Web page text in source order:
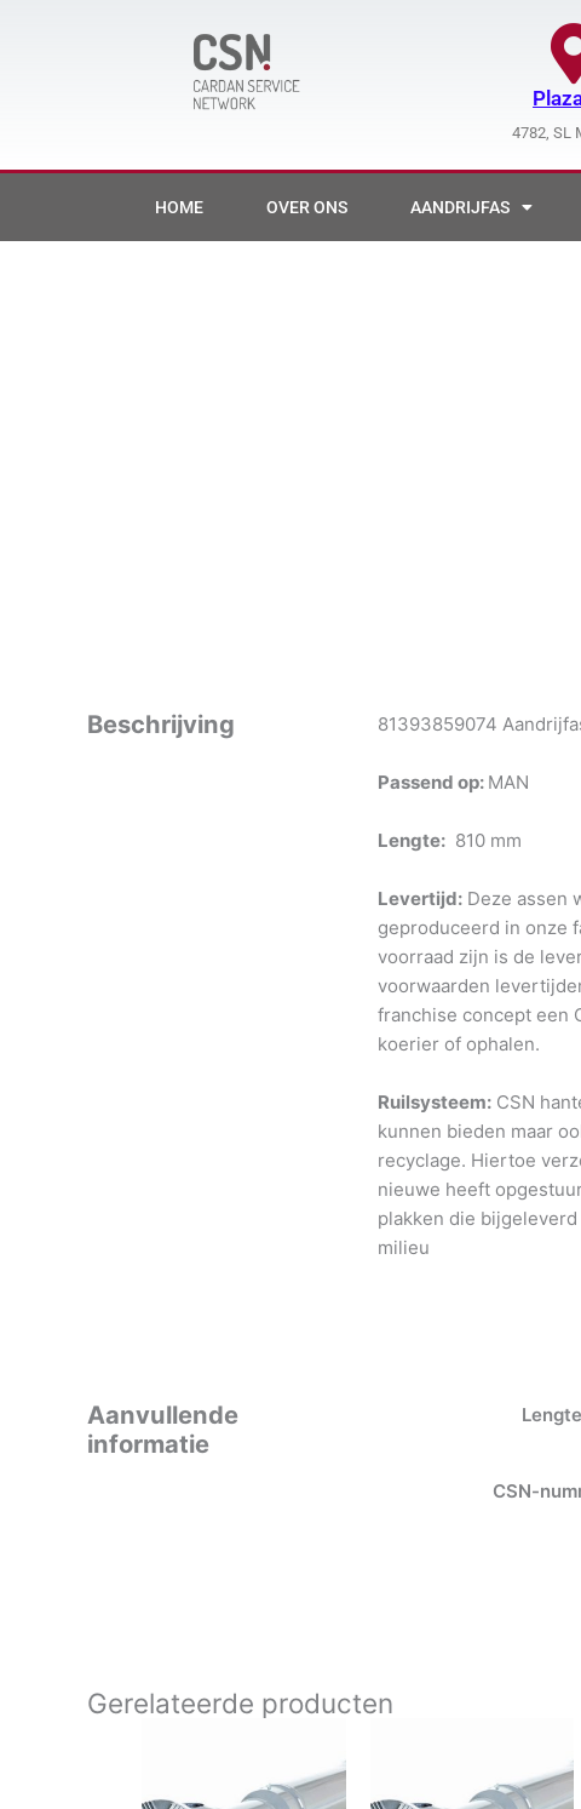
4782, SL
HOME OVER ONS AANDRIJFAS
Beschrijving 81393859074
Passend op: MAN
Lengte: 810 mm
Levertijd: Deze assen
geproduceerd in onze
voorraad zijn is de
voorwaarden
franchise concept een
koerier of ophalen.
Ruilsysteem: CSN
kunnen bieden maar
recyclage. Hiertoe
nieuwe heeft
plakken die
milieu
Aanvullende
informatie
Lengte
CSN-
Gerelateerde producten